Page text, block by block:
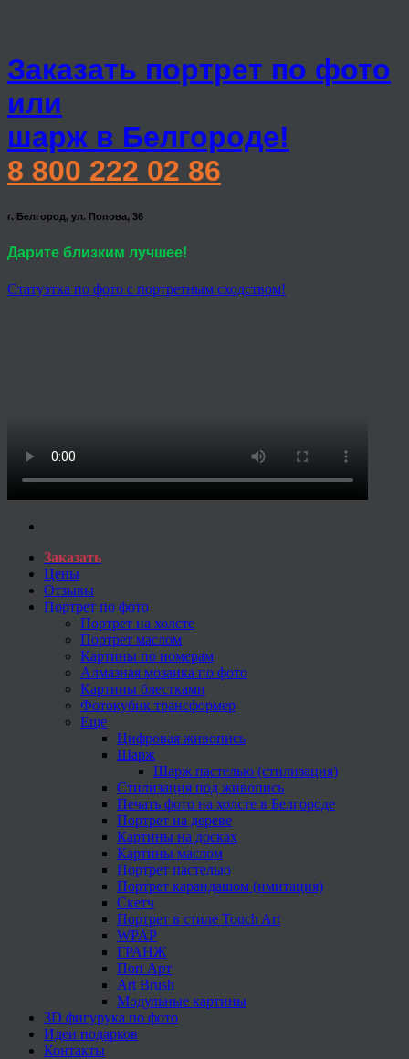
Заказать портрет по фото
или
шарж в Белгороде!
8 800 222 02 86
г. Белгород, ул. Попова, 36
Дарите близким лучшее!
Статуэтка по фото с портретным сходством!
Заказать
Цены
Отзывы
Портрет по фото
Портрет на холсте
Портрет маслом
Картины по номерам
Алмазная мозаика по фото
Картины блестками
Фотокубик трансформер
Еще
Цифровая живопись
Шарж
Шарж пастелью (стилизация)
Стилизация под живопись
Печать фото на холсте в Белгороде
Портрет на дереве
Картины на досках
Картины маслом
Портрет пастелью
Портрет карандашом (имитация)
Скетч
Портрет в стиле Touch Art
WPAP
ГРАНЖ
Поп Арт
Art Brush
Модульные картины
3D фигурука по фото
Идеи подарков
Контакты